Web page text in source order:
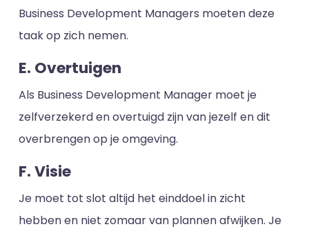
Business Development Managers moeten deze
taak op zich nemen.
E. Overtuigen
Als Business Development Manager moet je
zelfverzekerd en overtuigd zijn van jezelf en dit
overbrengen op je omgeving.
F. Visie
Je moet tot slot altijd het einddoel in zicht
hebben en niet zomaar van plannen afwijken. Je